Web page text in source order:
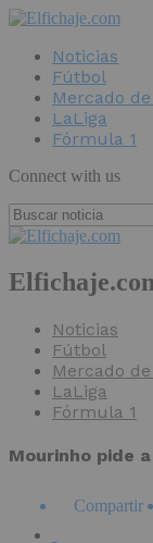
Noticias
Fútbol
Mercado
LaLiga
Fórmula 1
Connect with us
Noticias
Fútbol
Mercado
LaLiga
Fórmula 1
Mourinho pide
Compartir